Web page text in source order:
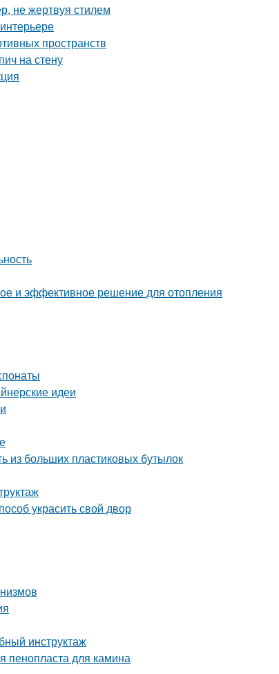
не жертвуя стилем
пространств
на стену
и эффективное решение для отопления
идеи
из больших пластиковых бутылок
украсить свой двор
инструктаж
пенопласта для камина